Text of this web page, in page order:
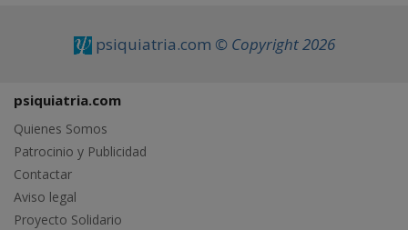
psiquiatria.com © Copyright 2026
psiquiatria.com
Quienes Somos
Patrocinio y Publicidad
Contactar
Aviso legal
Proyecto Solidario